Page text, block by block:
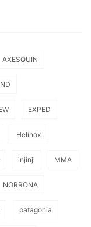
AXESQUIN
EXPED
Helinox
injinji MMA
NORRONA
patagonia